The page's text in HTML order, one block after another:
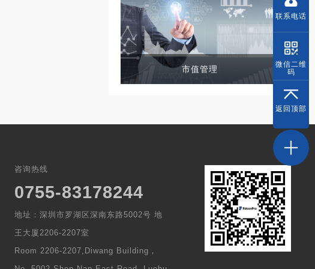
市值管理
咨询热线
0755-83178244
地址：深圳市罗湖区深南东路5002号 地
王大厦2206-2207室
Room 2206-2207,Diwang Building，
联系电话
微信二维
码
返回顶部